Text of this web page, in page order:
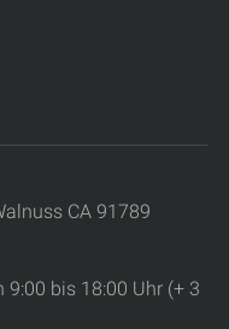
CA 91789
bis 18:00 Uhr (+ 3